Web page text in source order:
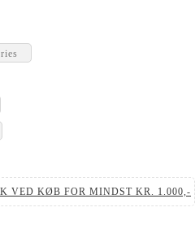
VED KØB FOR MINDST KR. 1.000,-